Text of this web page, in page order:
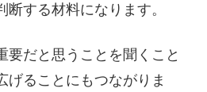
する材料になります。
要だと思うことを聞くこと
げることにもつながりま